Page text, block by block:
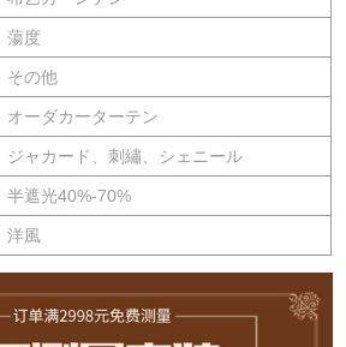
蕩度
その他
オーダカーターテン
ジャカード、刺繡、シェニール
半遮光40%-70%
洋風